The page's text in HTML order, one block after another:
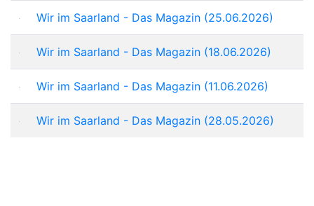
Wir im Saarland - Das Magazin (25.06.2026)
Wir im Saarland - Das Magazin (18.06.2026)
Wir im Saarland - Das Magazin (11.06.2026)
Wir im Saarland - Das Magazin (28.05.2026)